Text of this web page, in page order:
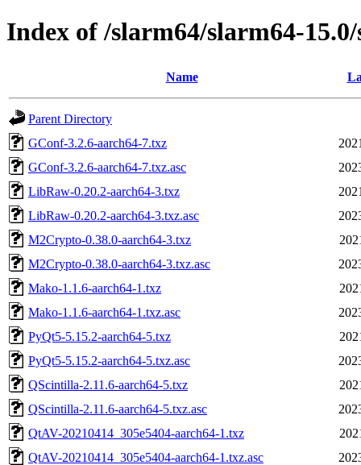
Index of /slarm64/slarm64-
Name
Parent Directory
GConf-3.2.6-aarch64-7.txz
GConf-3.2.6-aarch64-7.txz.asc
LibRaw-0.20.2-aarch64-3.txz
LibRaw-0.20.2-aarch64-3.txz.asc
M2Crypto-0.38.0-aarch64-3.txz
M2Crypto-0.38.0-aarch64-3.txz.asc
Mako-1.1.6-aarch64-1.txz
Mako-1.1.6-aarch64-1.txz.asc
PyQt5-5.15.2-aarch64-5.txz
PyQt5-5.15.2-aarch64-5.txz.asc
QScintilla-2.11.6-aarch64-5.txz
QScintilla-2.11.6-aarch64-5.txz.asc
QtAV-20210414_305e5404-aarch64-1.txz
QtAV-20210414_305e5404-aarch64-1.txz.asc